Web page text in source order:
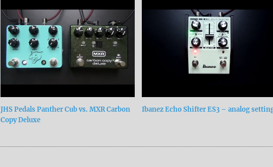
JHS Pedals Panther Cub vs. MXR Carbon
Copy Deluxe
Ibanez Echo Shifter ES3 – analog